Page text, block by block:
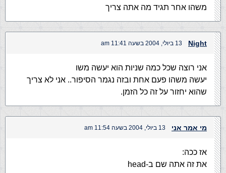
משהו אחר תגיד מה אתה צריך
Night 13 ביולי, 2004 בשעה 11:41 am
אני רוצה שכל כמה שניות הוא יעשה משו
יעשה משהו פעם אחת ובזה נגמר הסיפור.. אני לא צריך
שהוא יחזור על זה כל הזמן.
מי אמר אני 13 ביולי, 2004 בשעה 11:54 am
אז ככה:
את זה אתה שם ב-head